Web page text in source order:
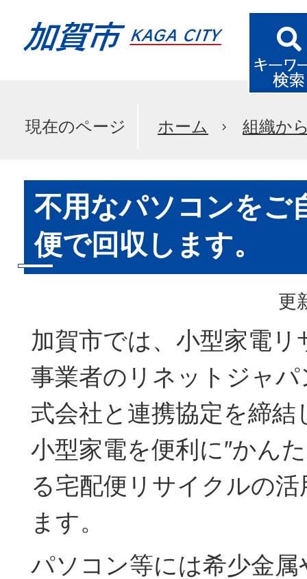
現在のページ ホーム 組織か
不用なパソコンをご
便で回収します。
更
加賀市では、小型家電
事業者のリネットジャ
式会社と連携協定を締結
小型家電を便利に″かん
る宅配便リサイクルの
ます。
パソコン等には希少金